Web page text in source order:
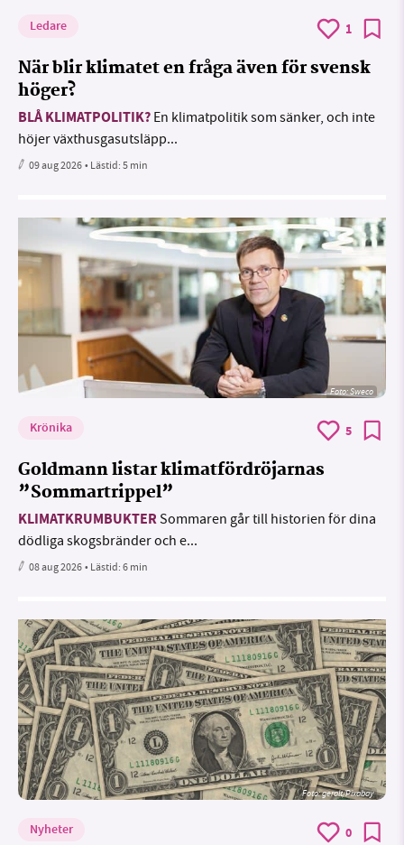
Ledare 1
När blir klimatet en fråga även för svensk
höger?
BLÅ KLIMATPOLITIK? En klimatpolitik som sänker, och inte
höjer växthusgasutsläpp...
09 aug 2026• Lästid:5 min
Foto: Sweco
Krönika 5
Goldmann listar klimatfördröjarnas
”Sommartrippel”
KLIMATKRUMBUKTERSommaren går till historien för dina
dödliga skogsbränder och e...
08 aug 2026• Lästid:6 min
Foto:geralt/Pixabay
Nyheter 0